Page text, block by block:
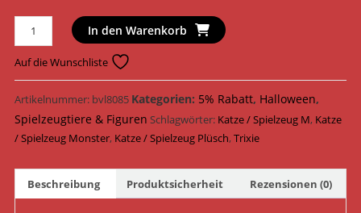
Trixie
Katzenspielzeug
Monster
Plüsch
10
cm
45688
Orange/Gelb
Menge
In den Warenkorb
Auf die Wunschliste
Artikelnummer: bvl8085 Kategorien: 5% Rabatt, Halloween,
Spielzeugtiere & Figuren Schlagwörter: Katze / Spielzeug M, Katze
/ Spielzeug Monster, Katze / Spielzeug Plüsch,Trixie
Beschreibung Produktsicherheit Rezensionen (0)